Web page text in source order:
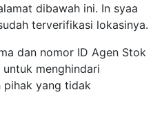
dibawah ini. In syaa
terverifikasi lokasinya.
dan nomor ID Agen Stok
menghindari
pihak yang tidak